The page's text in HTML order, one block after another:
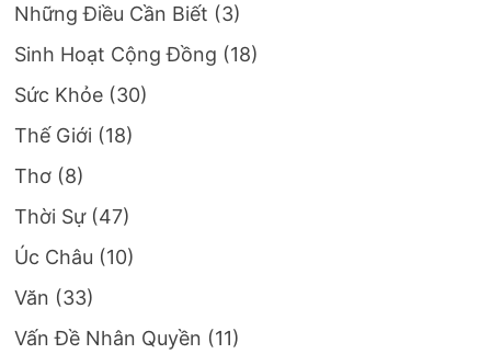
Những Điều Cần Biết (3)
Sinh Hoạt Cộng Đồng (18)
Sức Khỏe (30)
Thế Giới (18)
Thơ (8)
Thời Sự(47)
Úc Châu (10)
Văn (33)
Vấn Đề Nhân Quyền (11)